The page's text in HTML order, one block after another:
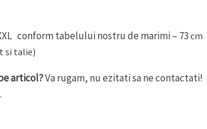
conform tabelului nostru de marimi – 73 cm
si talie)
articol?Va rugam, nu ezitati sa ne contactati!